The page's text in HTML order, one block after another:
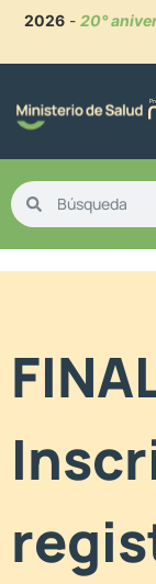
2026- 20°